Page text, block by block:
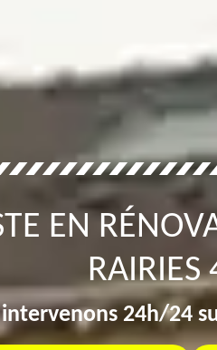
EN
24h/24